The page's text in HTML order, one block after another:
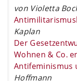
von Violetta
Kaplan
Der
Wohnen & Co.
Antifeminismus
Hoffmann